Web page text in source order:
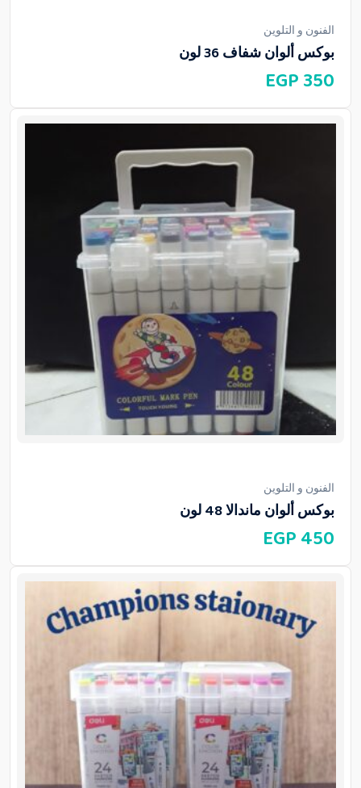
الفنون و التلوين
بوكس ألوان شفاف 36 لون
350
EGP
الفنون و التلوين
بوكس ألوان ماندالا 48 لون
450
EGP